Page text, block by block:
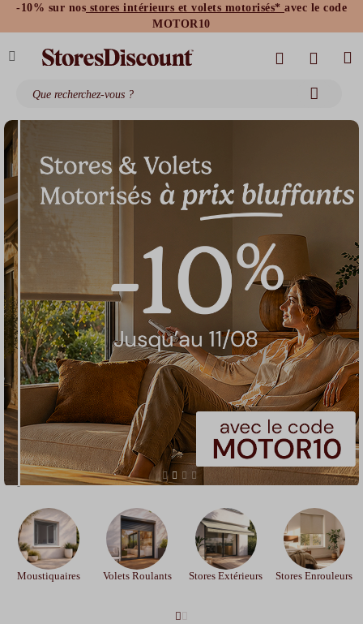
-10% sur nos stores intérieurs et volets motorisés* avec le code
MOTOR10
stores bannes standards
moustiquaires
Moustiquaires Volets Roulants Stores Extérieurs Stores Enrouleurs